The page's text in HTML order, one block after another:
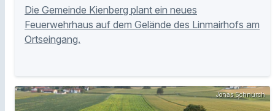
Die Gemeinde Kienberg plant ein neues
Feuerwehrhaus auf dem Gelände des Linmairhofs am
Ortseingang.
Jonas Schnürch